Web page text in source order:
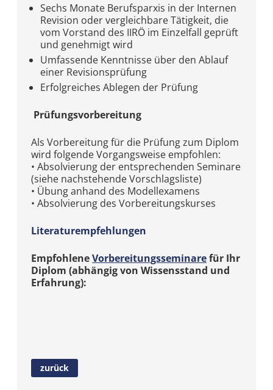
Sechs Monate Berufsparxis in der Internen
Revision oder vergleichbare Tätigkeit, die
vom Vorstand des IIRÖ im Einzelfall geprüft
und genehmigt wird
Umfassende Kenntnisse über den Ablauf
einer Revisionsprüfung
Erfolgreiches Ablegen der Prüfung
Prüfungsvorbereitung
Als Vorbereitung für die Prüfung zum Diplom
wird folgende Vorgangsweise empfohlen:
• Absolvierung der entsprechenden Seminare
(siehe nachstehende Vorschlagsliste)
• Übung anhand des Modellexamens
• Absolvierung des Vorbereitungskurses
Literaturempfehlungen
EmpfohleneVorbereitungsseminarefür Ihr
Diplom (abhängig von Wissensstand und
Erfahrung):
zurück